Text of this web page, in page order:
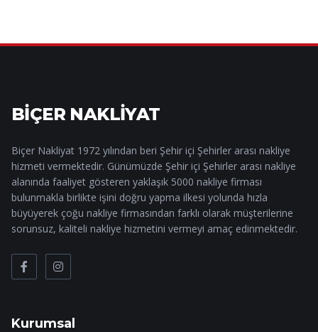
BİÇER NAKLİYAT
Biçer Nakliyat 1972 yılından beri Şehir içi Şehirler arası nakliye
hizmeti vermektedir. Günümüzde Şehir içi Şehirler arası nakliye
alanında faaliyet gösteren yaklaşık 5000 nakliye firması
bulunmakla birlikte işini doğru yapma ilkesi yolunda hızla
büyüyerek çoğu nakliye firmasından farklı olarak müşterilerine
sorunsuz, kaliteli nakliye hizmetini vermeyi amaç edinmektedir.
Kurumsal